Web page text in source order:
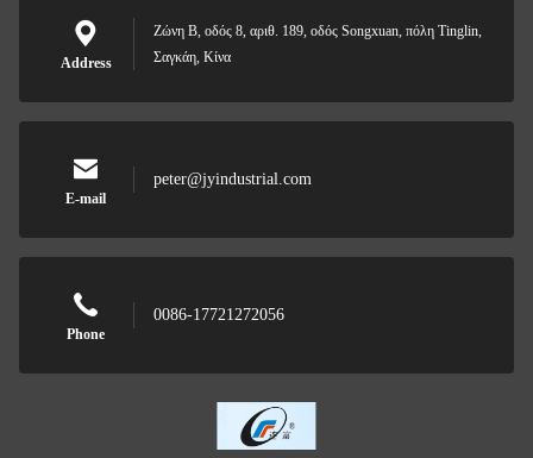
Address
Ζώνη Β, οδός 8, αριθ. 189, οδός Songxuan, πόλη Tinglin,
Σαγκάη, Κίνα
E-mail
peter@jyindustrial.com
Phone
0086-17721272056